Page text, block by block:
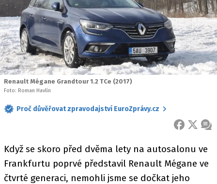
Renault Mégane Grandtour 1.2 TCe (2017)
Foto: Roman Havlín
Proč důvěřovat zpravodajství EuroZprávy.cz
FACEBOOK
X
Když se skoro před dvěma lety na autosalonu ve
Frankfurtu poprvé představil Renault Mégane ve
čtvrté generaci, nemohli jsme se dočkat jeho